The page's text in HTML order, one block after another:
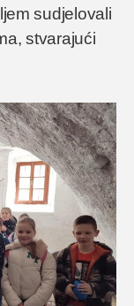
sudjelovali
stvarajući